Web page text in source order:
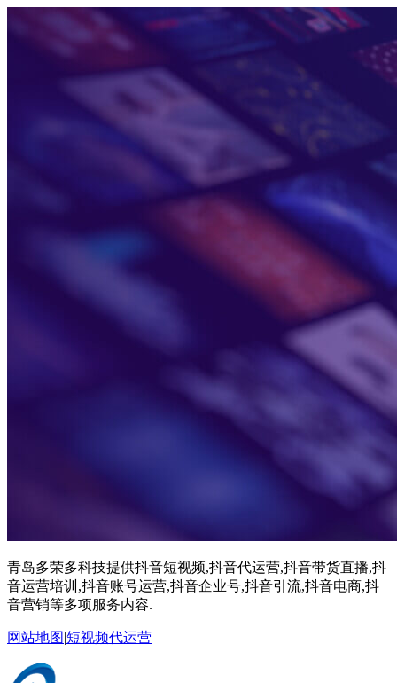
青岛多荣多科技提供抖音短视频,抖音代运营,抖音带货直播,抖
音运营培训,抖音账号运营,抖音企业号,抖音引流,抖音电商,抖
音营销等多项服务内容.
网站地图|短视频代运营